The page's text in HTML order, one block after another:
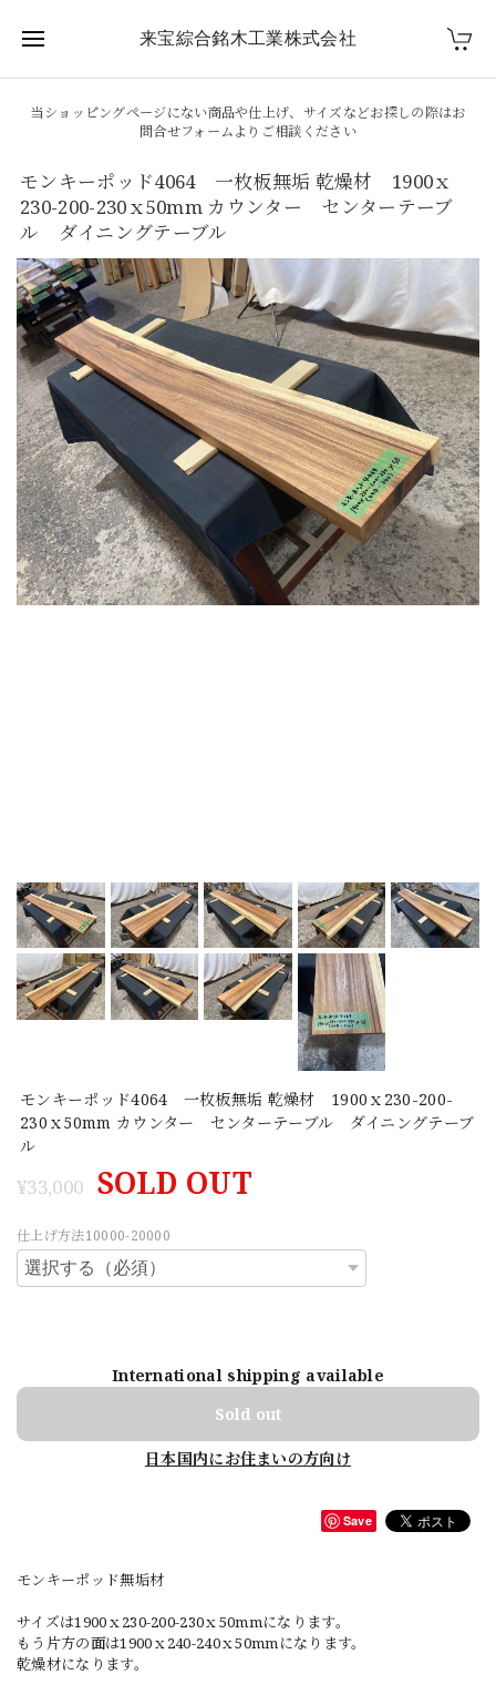
来宝綜合銘木工業株式会社
当ショッピングページにない商品や仕上げ、サイズなどお探しの際はお
問合せフォームよりご相談ください
モンキーポッド4064 一枚板無垢 乾燥材 1900ｘ
230-200-230ｘ50mm カウンター センターテーブ
ル ダイニングテーブル
モンキーポッド4064 一枚板無垢 乾燥材 1900ｘ230-200-
230ｘ50mm カウンター センターテーブル ダイニングテーブ
ル
¥33,000 SOLD OUT
仕上げ方法10000-20000
International shipping available
Sold out
日本国内にお住まいの方向け
Save
モンキーポッド無垢材
サイズは1900ｘ230-200-230ｘ50mmになります。
もう片方の面は1900ｘ240-240ｘ50mmになります。
乾燥材になります。